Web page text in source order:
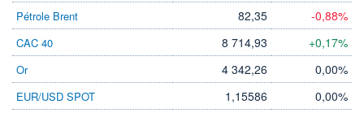
Pétrole Brent
82,35 -0,88%
CAC 40 8 714,93 +0,17%
Or 4 342,26 0,00%
EUR/USD SPOT 1,15586 0,00%